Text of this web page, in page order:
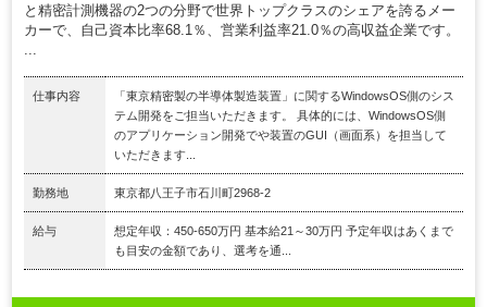
と精密計測機器の2つの分野で世界トップクラスのシェアを誇るメー
カーで、自己資本比率68.1％、営業利益率21.0％の高収益企業です。
仕事内容
「東京精密製の半導体製造装置」に関するWindowsOS側のシス
テム開発をご担当いただきます。 具体的には、WindowsOS側
のアプリケーション開発でや装置のGUI（画面系）を担当して
いただきます...
勤務地 東京都八王子市石川町2968-2
給与
想定年収：450-650万円 基本給21～30万円 予定年収はあくまで
も目安の金額であり、選考を通...